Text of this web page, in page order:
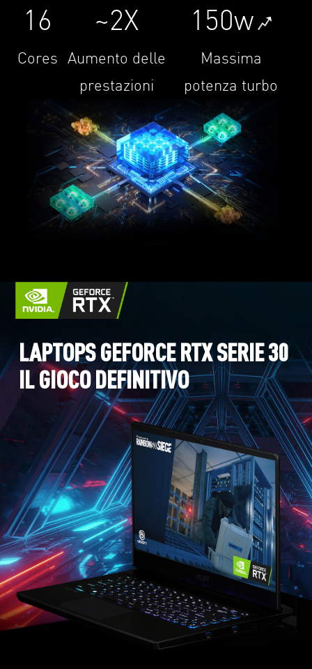
16
Cores
~2X
Aumento delle
prestazioni
150w
Massima
potenza turbo
LAPTOPS GEFORCE RTX SERIE 30
IL GIOCO DEFINITIVO